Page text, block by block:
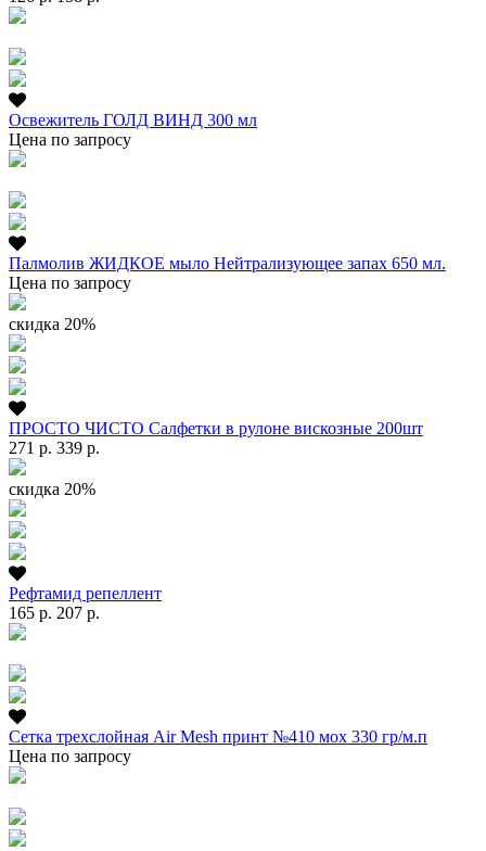
Освежитель ГОЛД ВИНД 300 мл
Цена по запросу
Палмолив ЖИДКОЕ мыло Нейтрализующее запах 650 мл.
Цена по запросу
скидка 20%
ПРОСТО ЧИСТО Салфетки в рулоне вискозные 200шт
271 р. 339 р.
скидка 20%
Рефтамид репеллент
165 р. 207 р.
Сетка трехслойная Air Mesh принт №410 мох 330 гр/м.п
Цена по запросу